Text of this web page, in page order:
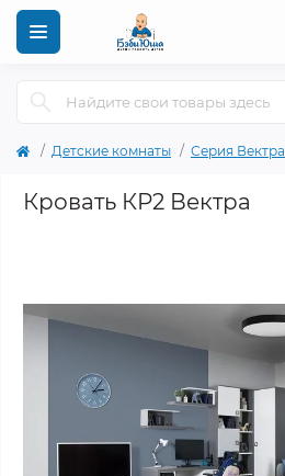
Детские комнаты Серия Вектра
Кровать КР2 Вектра